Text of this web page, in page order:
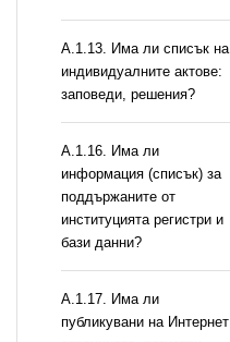
А.1.13. Има ли списък на
индивидуалните актове:
заповеди, решения?
А.1.16. Има ли
информация (списък) за
поддържаните от
институцията регистри и
бази данни?
А.1.17. Има ли
публикувани на Интернет